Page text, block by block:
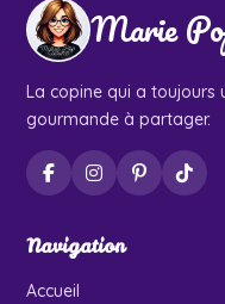
Marie
La copine qui a toujours
gourmande à partager.
Navigation
Accueil